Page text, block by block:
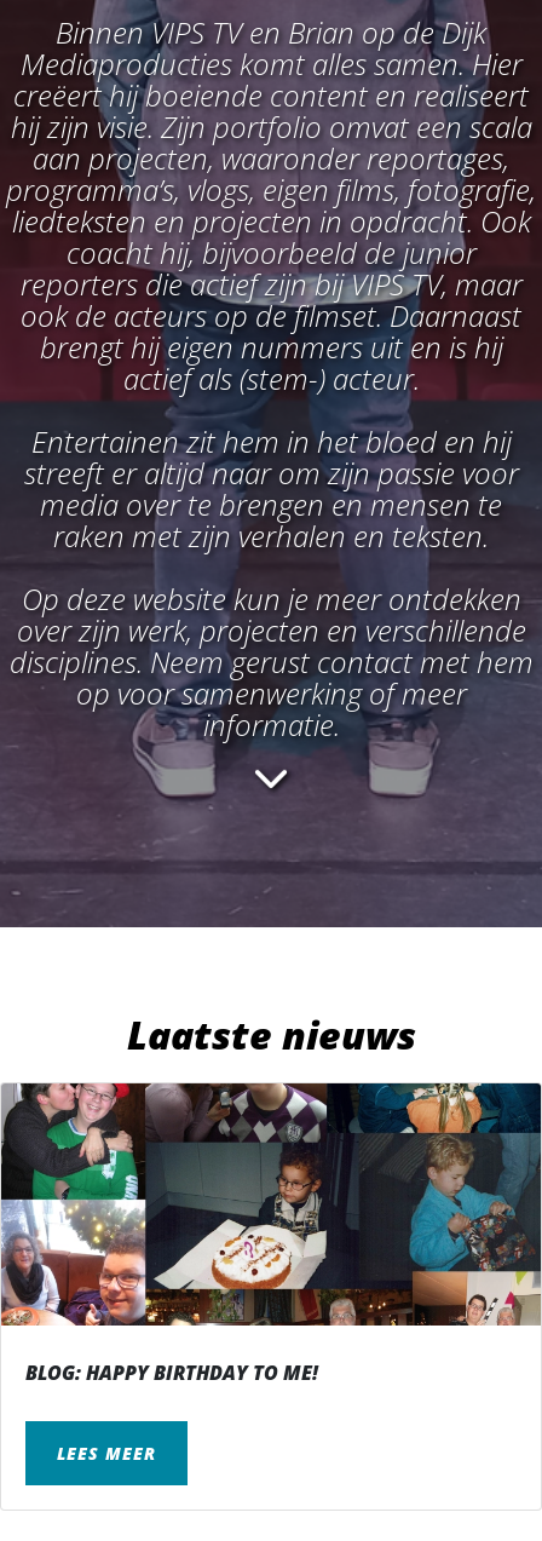
Binnen VIPS TV en Brian op de Dijk
Mediaproducties komt alles samen. Hier
creëert hij boeiende content en realiseert
hij zijn visie. Zijn portfolio omvat een scala
aan projecten, waaronder reportages,
programma’s, vlogs, eigen films, fotografie,
liedteksten en projecten in opdracht. Ook
coacht hij, bijvoorbeeld de junior
reporters die actief zijn bij VIPS TV, maar
ook de acteurs op de filmset. Daarnaast
brengt hij eigen nummers uit en is hij
actief als (stem-) acteur.
Entertainen zit hem in het bloed en hij
streeft er altijd naar om zijn passie voor
media over te brengen en mensen te
raken met zijn verhalen en teksten.
Op deze website kun je meer ontdekken
over zijn werk, projecten en verschillende
disciplines. Neem gerust contact met hem
op voor samenwerking of meer
informatie.
Laatste nieuws
BLOG: HAPPY BIRTHDAY TO ME!
LEES MEER